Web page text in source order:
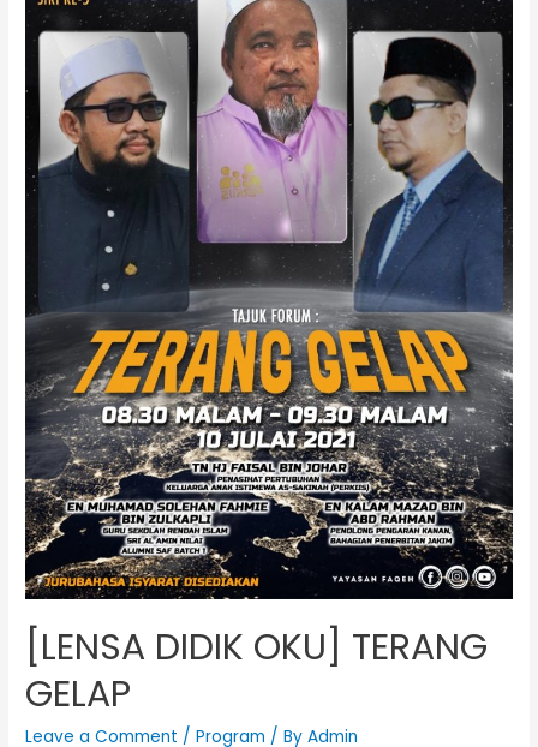
[LENSA DIDIK OKU] TERANG
GELAP
Leave a Comment /Program / ByAdmin